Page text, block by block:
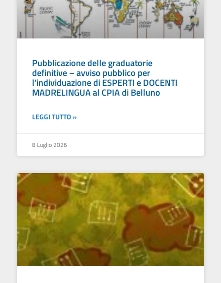
Pubblicazione delle graduatorie
definitive – avviso pubblico per
l’individuazione di ESPERTI e DOCENTI
MADRELINGUA al CPIA di Belluno
LEGGI TUTTO »
8 Luglio 2026